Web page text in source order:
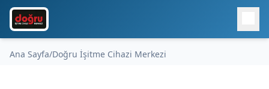
Ana Sayfa/Doğru İşi̇tme Ci̇hazi Merkezi̇